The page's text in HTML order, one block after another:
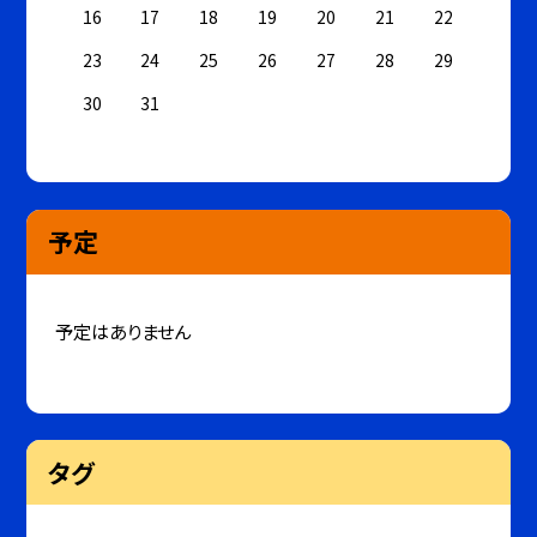
16 17 18 19 20 21
22
23
24 25 26 27 28
29
30
31
予定
予定はありません
タグ